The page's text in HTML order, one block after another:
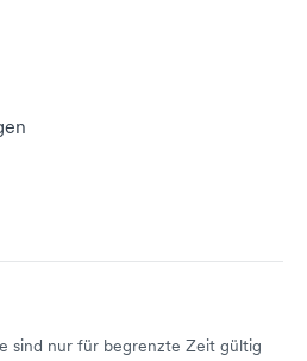
sind nur für begrenzte Zeit gültig